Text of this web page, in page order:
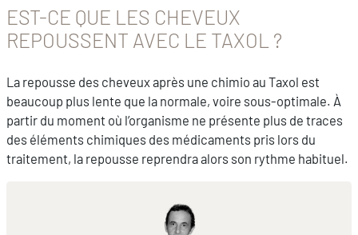
EST-CE QUE LES CHEVEUX
REPOUSSENT AVEC LE TAXOL ?
La repousse des cheveux après une chimio au Taxol est
beaucoup plus lente que la normale, voire sous-optimale. À
partir du moment où l’organisme ne présente plus de traces
des éléments chimiques des médicaments pris lors du
traitement, la repousse reprendra alors son rythme habituel.